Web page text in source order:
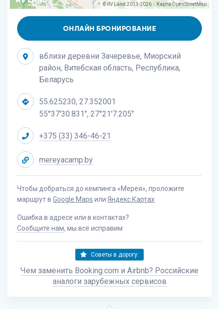
© RV Land 2013-2026 | КартаOpenStreetMap
ОНЛАЙН БРОНИРОВАНИЕ
вблизи деревни Зачеревье, Миорский
район, Витебская область, Республика,
Беларусь
55.625230, 27.352001
55°37'30.831", 27°21'7.205"
+375 (33) 346-46-21
mereyacamp.by
Чтобы добраться до кемпинга «Мерея», проложите
маршрут в Google Maps или Яндекс.Картах
Ошибка в адресе или в контактах?
Сообщите нам, мы всё исправим
Советы в дорогу:
Чем заменить Booking.com и Airbnb? Российские
аналоги зарубежных сервисов